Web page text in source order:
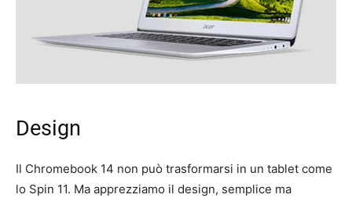
Design
Il Chromebook 14 non può trasformarsi in un tablet come
lo Spin 11. Ma apprezziamo il design, semplice ma